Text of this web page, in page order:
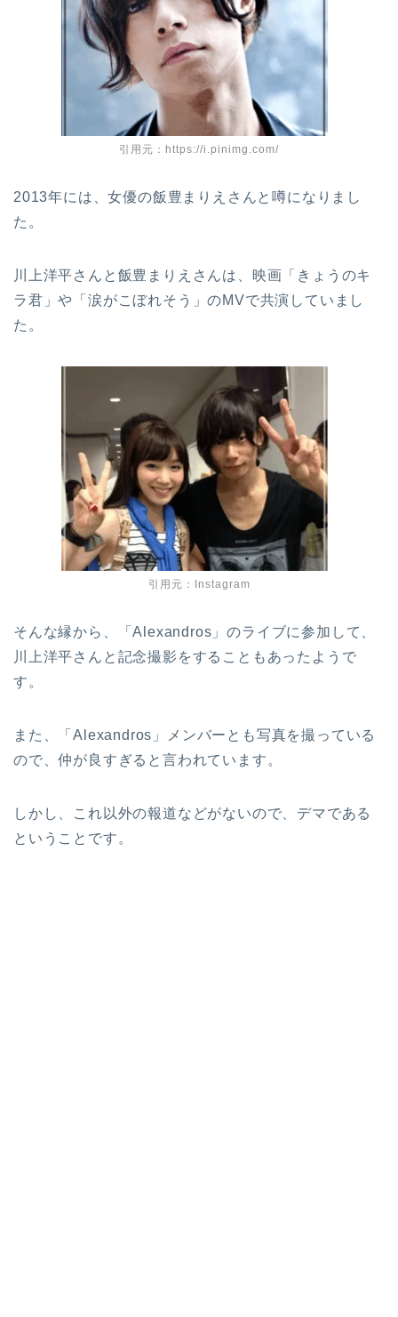
引用元：https://i.pinimg.com/
2013年には、女優の飯豊まりえさんと噂になりまし
た。
川上洋平さんと飯豊まりえさんは、映画「きょうのキ
ラ君」や「涙がこぼれそう」のMVで共演していまし
た。
引用元：Instagram
そんな縁から、「Alexandros」のライブに参加して、
川上洋平さんと記念撮影をすることもあったようで
す。
また、「Alexandros」メンバーとも写真を撮っている
ので、仲が良すぎると言われています。
しかし、これ以外の報道などがないので、デマである
ということです。